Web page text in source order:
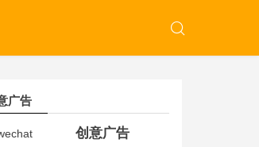
广告
创意广告